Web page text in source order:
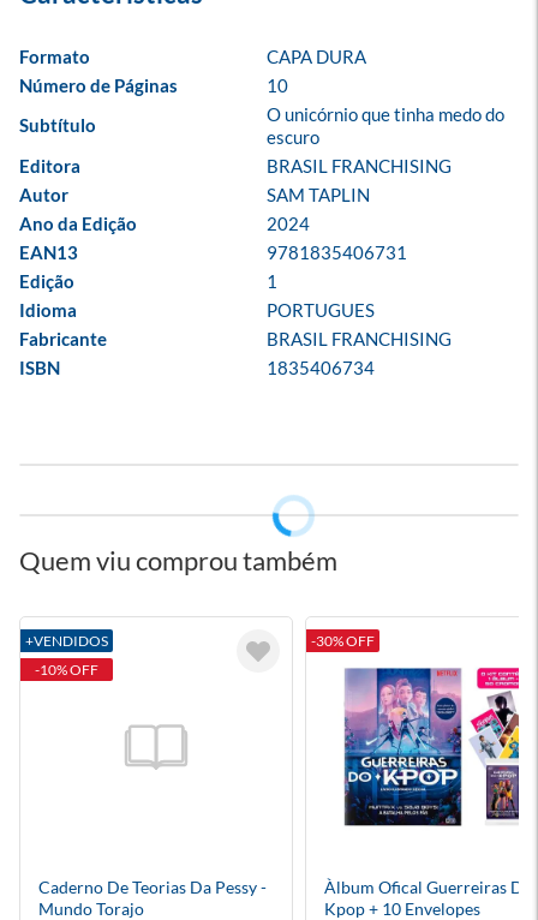
Formato
CAPA DURA
Número de Páginas
10
Subtítulo
O unicórnio que tinha medo do
escuro
Editora
BRASIL FRANCHISING
Autor
SAM TAPLIN
Ano da Edição
2024
EAN13
9781835406731
Edição
1
Idioma
PORTUGUES
Fabricante
BRASIL FRANCHISING
ISBN
1835406734
Quem viu comprou também
+VENDIDOS
-10% OFF
Caderno De Teorias Da Pessy -
Mundo Torajo
-30% OFF
Àlbum Ofical Guerreiras Do
Kpop + 10 Envelopes